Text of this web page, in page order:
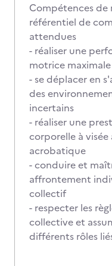
Compétences de
référentiel de
attendues
- réaliser une
motrice maximale
- se déplacer en
des
incertains
- réaliser une
corporelle à
acrobatique
- conduire et
affrontement
collectif
- respecter les
collective et
différents rôles